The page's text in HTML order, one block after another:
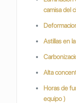
camisa del
Astillas en
Alta
Horas de
equipo )